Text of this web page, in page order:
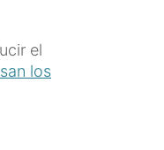
el
los